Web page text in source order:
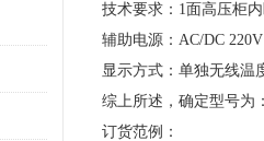
技术要求：1面高压柜
辅助电源：AC/DC 220V
显示方式：单独无线温
综上所述，确定型号为
订货范例：